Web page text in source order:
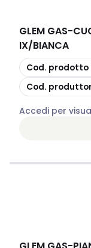
GLEM GAS-
IX/BIANCA
copia
Cod. prodotto
copia
Cod.
Accedi per